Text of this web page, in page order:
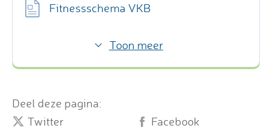
Fitnessschema VKB
Toon meer
Deel deze pagina:
Twitter
Facebook